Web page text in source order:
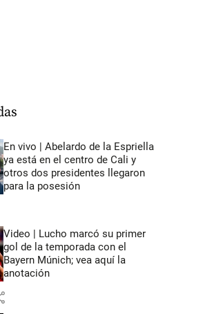
En vivo | Abelardo de la Espriella
ya está en el centro de Cali y
otros dos presidentes llegaron
para la posesión
Video | Lucho marcó su primer
gol de la temporada con el
Bayern Múnich; vea aquí la
anotación